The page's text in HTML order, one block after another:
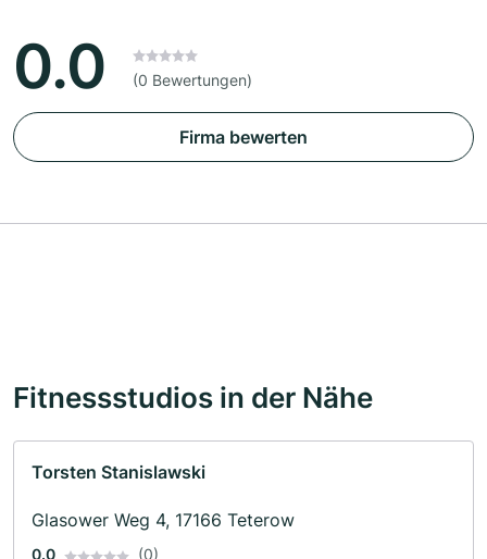
0.0 (0 Bewertungen)
Firma bewerten
Fitnessstudios in der Nähe
Torsten Stanislawski
Glasower Weg 4, 17166 Teterow
0.0 (0)